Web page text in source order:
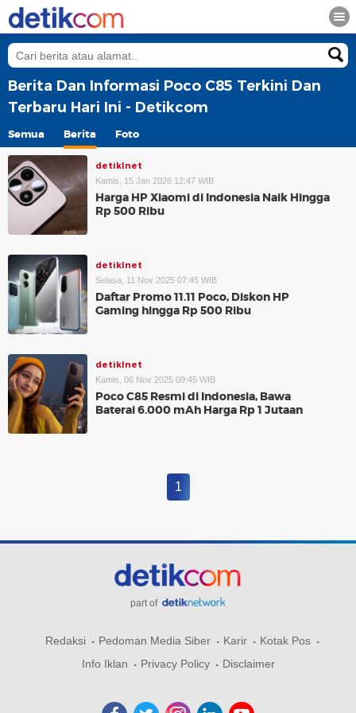
Berita Dan Informasi Poco C85 Terkini Dan
Terbaru Hari Ini - Detikcom
Semua Berita Foto
detikInet
Kamis, 15 Jan 2026 12:47 WIB
Harga HP Xiaomi di Indonesia Naik Hingga
Rp 500 Ribu
detikInet
Selasa, 11 Nov 2025 07:45 WIB
Daftar Promo 11.11 Poco, Diskon HP
Gaming hingga Rp 500 Ribu
detikInet
Kamis, 06 Nov 2025 09:45 WIB
Poco C85 Resmi di Indonesia, Bawa
Baterai 6.000 mAh Harga Rp 1 Jutaan
1
part of
Redaksi Pedoman Media Siber Karir
Kotak Pos
Info Iklan
Privacy Policy Disclaimer